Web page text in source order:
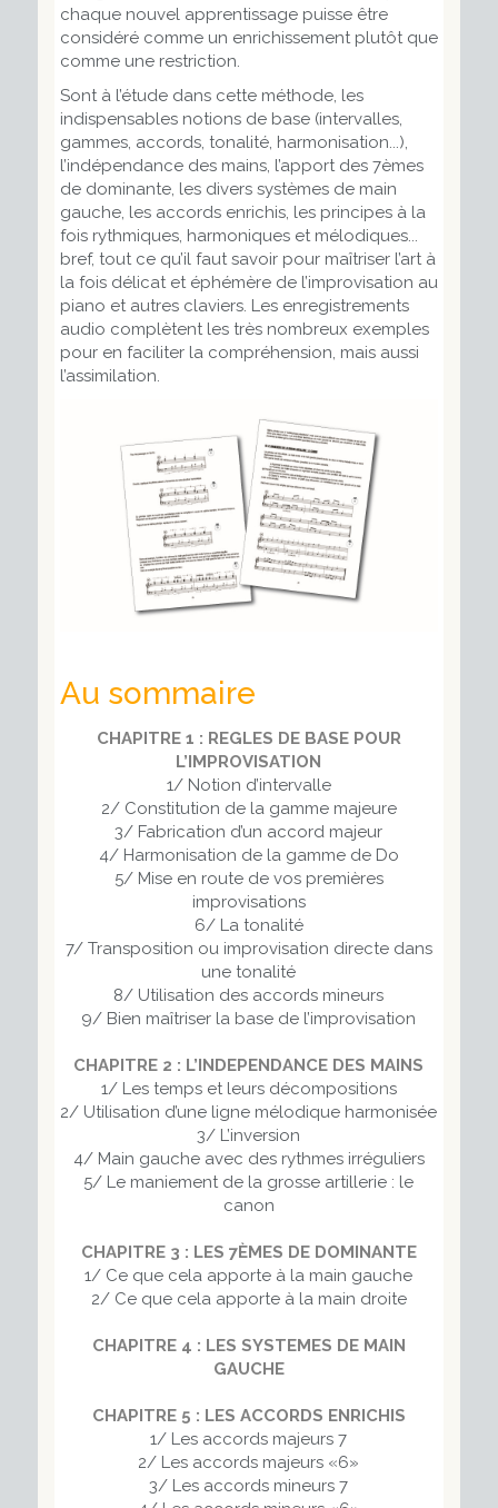
chaque nouvel apprentissage puisse être
considéré comme un enrichissement plutôt que
comme une restriction.
Sont à l’étude dans cette méthode, les
indispensables notions de base (intervalles,
gammes, accords, tonalité, harmonisation...),
l’indépendance des mains, l’apport des 7èmes
de dominante, les divers systèmes de main
gauche, les accords enrichis, les principes à la
fois rythmiques, harmoniques et mélodiques...
bref, tout ce qu’il faut savoir pour maîtriser l’art à
la fois délicat et éphémère de l’improvisation au
piano et autres claviers. Les enregistrements
audio complètent les très nombreux exemples
pour en faciliter la compréhension, mais aussi
l’assimilation.
Au sommaire
CHAPITRE 1 : REGLES DE BASE POUR
L’IMPROVISATION
1/ Notion d’intervalle
2/ Constitution de la gamme majeure
3/ Fabrication d’un accord majeur
4/ Harmonisation de la gamme de Do
5/ Mise en route de vos premières
improvisations
6/ La tonalité
7/ Transposition ou improvisation directe dans
une tonalité
8/ Utilisation des accords mineurs
9/ Bien maîtriser la base de l’improvisation
CHAPITRE 2 : L’INDEPENDANCE DES MAINS
1/ Les temps et leurs décompositions
2/ Utilisation d’une ligne mélodique harmonisée
3/ L’inversion
4/ Main gauche avec des rythmes irréguliers
5/ Le maniement de la grosse artillerie : le
canon
CHAPITRE 3 : LES 7ÈMES DE DOMINANTE
1/ Ce que cela apporte à la main gauche
2/ Ce que cela apporte à la main droite
CHAPITRE 4 : LES SYSTEMES DE MAIN
GAUCHE
CHAPITRE 5 : LES ACCORDS ENRICHIS
1/ Les accords majeurs 7
2/ Les accords majeurs «6»
3/ Les accords mineurs 7